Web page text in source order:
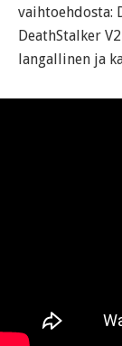
vaihtoehdosta:
DeathStalker
langallinen ja